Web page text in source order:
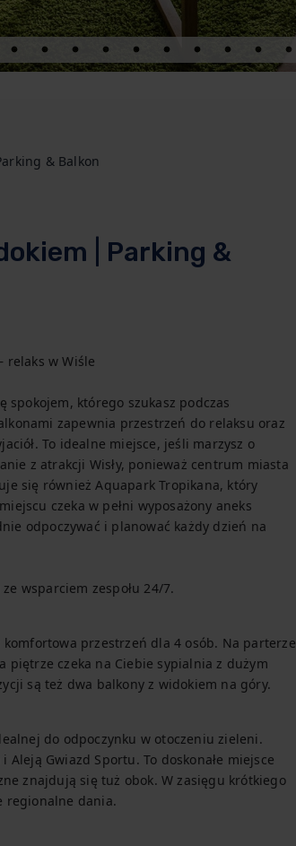
& Balkon
| Parking &
relaks w Wiśle
którego szukasz podczas
zapewnia przestrzeń do relaksu oraz
To idealne miejsce, jeśli marzysz o
z atrakcji Wisły, ponieważ centrum miasta
się również Aquapark Tropikana, który
czeka w pełni wyposażony aneks
odpoczywać i planować każdy dzień na
wsparciem zespołu 24/7.
przestrzeń dla 4 osób. Na parterze
piętrze czeka na Ciebie sypialnia z dużym
są też dwa balkony z widokiem na góry.
do odpoczynku w otoczeniu zieleni.
Gwiazd Sportu. To doskonałe miejsce
znajdują się tuż obok. W zasięgu krótkiego
regionalne dania.